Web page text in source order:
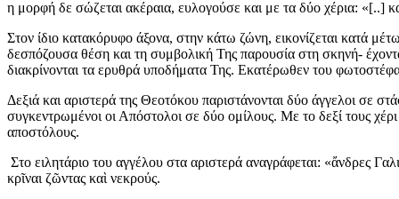
η μορφή δε σώζεται ακέραια, ευλογούσε και με τα δύο χέρια: «[..]
Στον ίδιο κατακόρυφο άξονα, στην κάτω ζώνη, εικονίζεται κατά
δεσπόζουσα θέση και τη συμβολική Της παρουσία στη σκηνή-
διακρίνονται τα ερυθρά υποδήματα Της. Εκατέρωθεν του
Δεξιά και αριστερά της Θεοτόκου παριστάνονται δύο άγγελοι σε
συγκεντρωμένοι οι Απόστολοι σε δύο ομίλους. Με το δεξί τους
αποστόλους.
Στο ειλητάριο του αγγέλου στα αριστερά αναγράφεται: «ἄνδρες
κρῖναι ζῶντας καὶ νεκρούς.